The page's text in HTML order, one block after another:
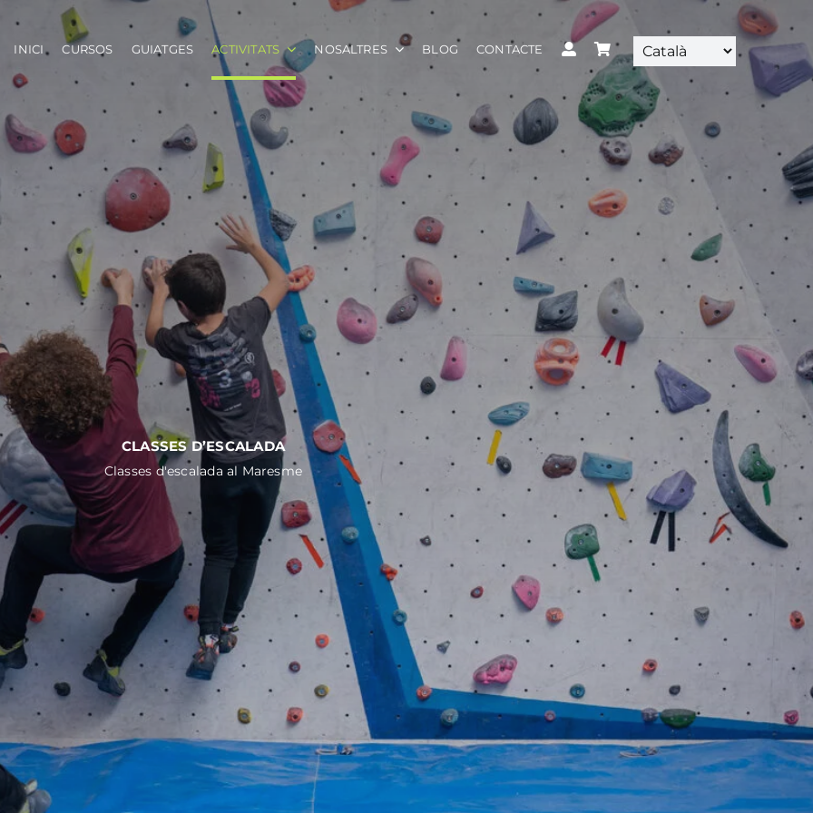
INICI CURSOS GUIATGES ACTIVITATS NOSALTRES BLOG CONTACTE
CLASSES D’ESCALADA
Classes d'escalada al Maresme